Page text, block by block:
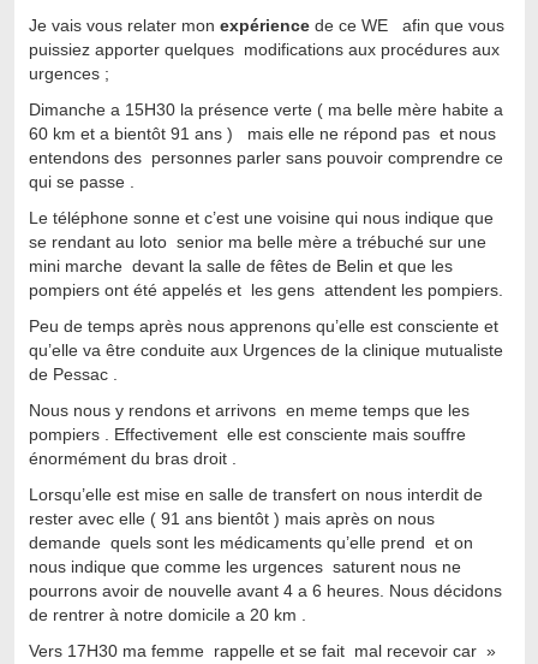
Je vais vous relater mon expériencede ce WE afin que vous
puissiez apporter quelques modifications aux procédures aux
urgences ;
Dimanche a 15H30 la présence verte ( ma belle mère habite a
60 km et a bientôt 91 ans ) mais elle ne répond pas et nous
entendons des personnes parler sans pouvoir comprendre ce
qui se passe .
Le téléphone sonne et c’est une voisine qui nous indique que
se rendant au loto senior ma belle mère a trébuché sur une
mini marche devant la salle de fêtes de Belin et que les
pompiers ont été appelés et les gens attendent les pompiers.
Peu de temps après nous apprenons qu’elle est consciente et
qu’elle va être conduite aux Urgences de la clinique mutualiste
de Pessac .
Nous nous y rendons et arrivons en meme temps que les
pompiers . Effectivement elle est consciente mais souffre
énormément du bras droit .
Lorsqu’elle est mise en salle de transfert on nous interdit de
rester avec elle ( 91 ans bientôt ) mais après on nous
demande quels sont les médicaments qu’elle prend et on
nous indique que comme les urgences saturent nous ne
pourrons avoir de nouvelle avant 4 a 6 heures. Nous décidons
de rentrer à notre domicile a 20 km .
Vers 17H30 ma femme rappelle et se fait mal recevoir car »